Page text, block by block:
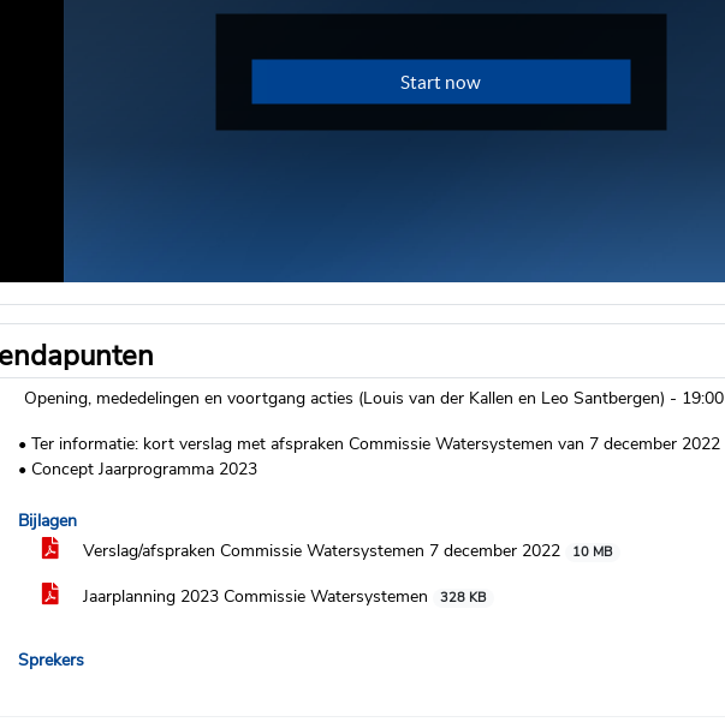
Opening, mededelingen en voortgang acties (Louis van der Kallen en Leo Santbergen) - 19:00
• Ter informatie: kort verslag met afspraken Commissie Watersystemen van 7 december 2022
• Concept Jaarprogramma 2023
Bijlagen
Verslag/afspraken Commissie Watersystemen 7 december 2022
10 MB
Jaarplanning 2023 Commissie Watersystemen 328 KB
Sprekers